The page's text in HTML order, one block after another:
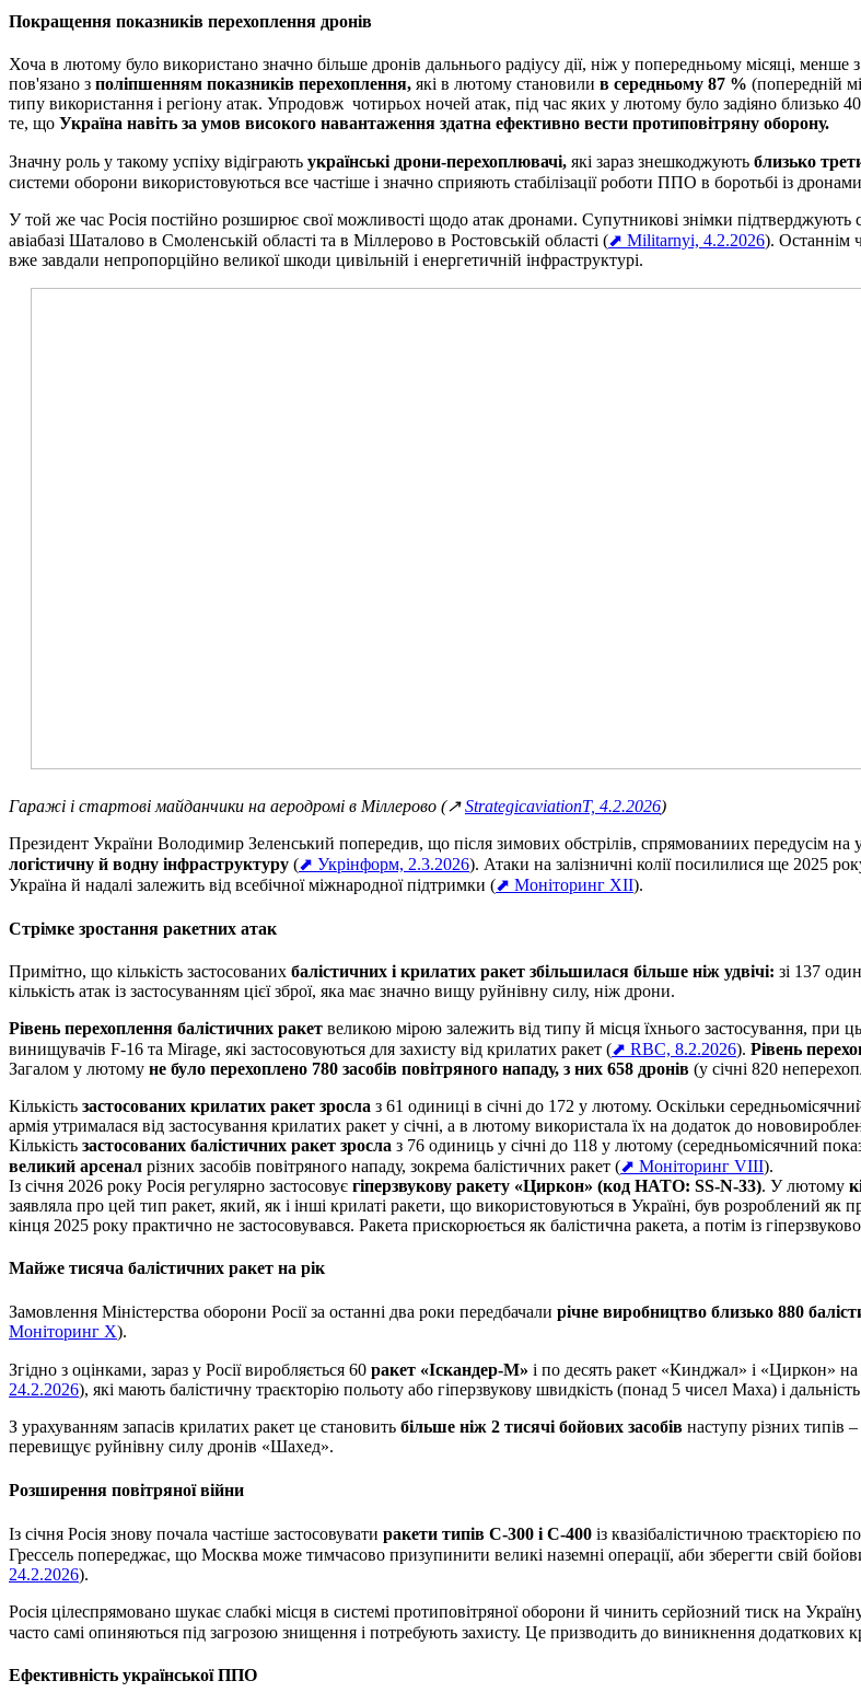
Покращення показників перехоплення дронів
Хоча в лютому було використано значно більше дронів дальнього радіусу дії, ніж у попередньому місяці,
пов'язано з поліпшенням показників перехоплення, які в лютому становили в середньому 87 % (попередній
типу використання і регіону атак. Упродовж чотирьох ночей атак, під час яких у лютому було задіяно близько
те, що Україна навіть за умов високого навантаження здатна ефективно вести протиповітряну оборону.
Значну роль у такому успіху відіграють українські дрони-перехоплювачі, які зараз знешкоджують близько
системи оборони використовуються все частіше і значно сприяють стабілізації роботи ППО в боротьбі із
У той же час Росія постійно розширює свої можливості щодо атак дронами. Супутникові знімки
авіабазі Шаталово в Смоленській області та в Міллерово в Ростовській області (⬈ Militarnyi, 4.2.2026). Останнім
вже завдали непропорційно великої шкоди цивільній і енергетичній інфраструктурі.
Гаражі і стартові майданчики на аеродромі в Міллерово (↗ StrategicaviationT, 4.2.2026)
Президент України Володимир Зеленський попередив, що після зимових обстрілів, спрямованиих передусім на
логістичну й водну інфраструктуру (⬈ Укрінформ, 2.3.2026). Атаки на залізничні колії посилилися ще 2025
Україна й надалі залежить від всебічної міжнародної підтримки (⬈ Моніторинг XII).
Стрімке зростання ракетних атак
Примітно, що кількість застосованих балістичних і крилатих ракет збільшилася більше ніж удвічі: зі 137
кількість атак із застосуванням цієї зброї, яка має значно вищу руйнівну силу, ніж дрони.
Рівень перехоплення балістичних ракет великою мірою залежить від типу й місця їхнього застосування,
винищувачів F-16 та Mirage, які застосовуються для захисту від крилатих ракет (⬈ RBC, 8.2.2026). Рівень
Загалом у лютому не було перехоплено 780 засобів повітряного нападу, з них 658 дронів (у січні 820
Кількість застосованих крилатих ракет зросла з 61 одиниці в січні до 172 у лютому. Оскільки
армія утрималася від застосування крилатих ракет у січні, а в лютому використала їх на додаток до
Кількість застосованих балістичних ракет зросла з 76 одиниць у січні до 118 у лютому (середньомісячний
великий арсенал різних засобів повітряного нападу, зокрема балістичних ракет (⬈ Моніторинг VIII).
Із січня 2026 року Росія регулярно застосовує гіперзвукову ракету «Циркон» (код НАТО: SS-N-33). У лютому
заявляла про цей тип ракет, який, як і інші крилаті ракети, що використовуються в Україні, був розроблений як
кінця 2025 року практично не застосовувався. Ракета прискорюється як балістична ракета, а потім із
Майже тисяча балістичних ракет на рік
Замовлення Міністерства оборони Росії за останні два роки передбачали річне виробництво близько 880
Моніторинг X).
Згідно з оцінками, зараз у Росії виробляється 60 ракет «Іскандер-М» і по десять ракет «Кинджал» і «Циркон»
24.2.2026), які мають балістичну траєкторію польоту або гіперзвукову швидкість (понад 5 чисел Маха) і
З урахуванням запасів крилатих ракет це становить більше ніж 2 тисячі бойових засобів наступу різних типів
перевищує руйнівну силу дронів «Шахед».
Розширення повітряної війни
Із січня Росія знову почала частіше застосовувати ракети типів С-300 і С-400 із квазібалістичною траєкторією
Грессель попереджає, що Москва може тимчасово призупинити великі наземні операції, аби зберегти свій
24.2.2026).
Росія цілеспрямовано шукає слабкі місця в системі протиповітряної оборони й чинить серйозний тиск на
часто самі опиняються під загрозою знищення і потребують захисту. Це призводить до виникнення додаткових
Ефективність української ППО